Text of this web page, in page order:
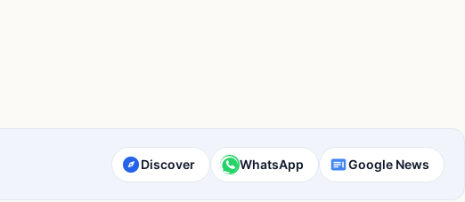
Discover WhatsApp Google News